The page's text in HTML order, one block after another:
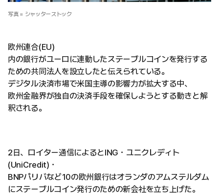
写真 = シャッターストック
欧州連合(EU)
内の銀行がユーロに連動したステーブルコインを発行する
ための共同法人を設立したと伝えられている。
デジタル決済市場で米国主導の影響力が拡大する中、
欧州金融界が独自の決済手段を確保しようとする動きと解
釈される。
2日、ロイター通信によるとING・ユニクレディト
(UniCredit)・
BNPパリバなど10の欧州銀行はオランダのアムステルダム
にステーブルコイン発行のための新会社を立ち上げた。